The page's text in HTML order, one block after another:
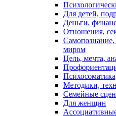
Для детей,
Деньги,
Отношения,
Самопознание,
миром
Цель, мечта,
Методики,
Семейные
Для женщин